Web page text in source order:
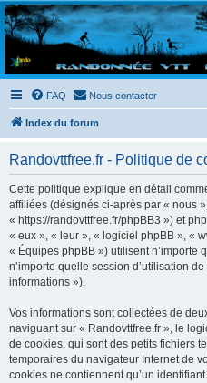
Randovttfree.fr
Bienvenue sur le site des randos vtt et
et bonnes randos dans l'Ouest !
FAQ Nous contacter
Index du forum
Randovttfree.fr - Politique de
Cette politique explique en détail
affiliées (désignés ci-après par « nous
« https://randovttfree.fr/phpBB3 ») et
« eux », « leur », « logiciel phpBB », «
« Équipes phpBB ») utilisent n’importe
n’importe quelle session d’utilisation
informations »).
Vos informations sont collectées de
naviguant sur « Randovttfree.fr », le
de cookies, qui sont des petits fichiers
temporaires du navigateur Internet de
cookies ne contiennent qu’un